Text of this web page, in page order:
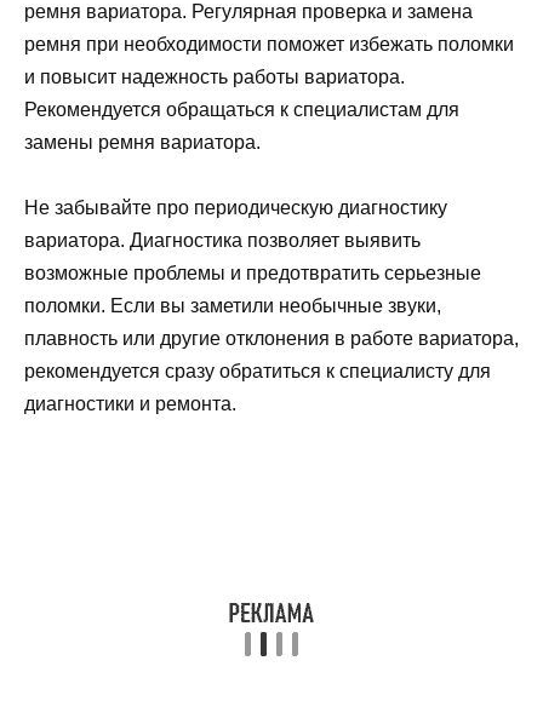
ремня вариатора. Регулярная проверка и замена
ремня при необходимости поможет избежать поломки
и повысит надежность работы вариатора.
Рекомендуется обращаться к специалистам для
замены ремня вариатора.
Не забывайте про периодическую диагностику
вариатора. Диагностика позволяет выявить
возможные проблемы и предотвратить серьезные
поломки. Если вы заметили необычные звуки,
плавность или другие отклонения в работе вариатора,
рекомендуется сразу обратиться к специалисту для
диагностики и ремонта.